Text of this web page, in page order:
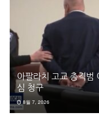
아팔라치 고교 총격범
심 청구
8월 7, 2026